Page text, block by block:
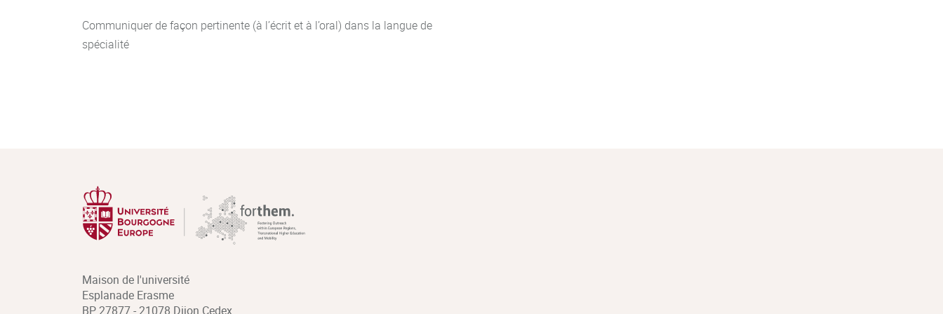
Communiquer de façon pertinente (à l’écrit et à l’oral) dans la langue de
spécialité
Maison de l'université
Esplanade Erasme
BP 27877 - 21078 Dijon Cedex